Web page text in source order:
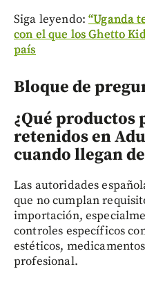
Siga leyendo:“Uganda
con el que los Ghetto
país
Bloque de
¿Qué productos
retenidos en
cuando llegan
Las autoridades
que no cumplan
importación,
controles específicos
estéticos,
profesional.